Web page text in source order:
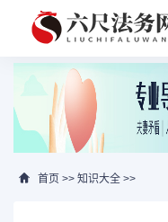
首页 >> 知识大全 >>